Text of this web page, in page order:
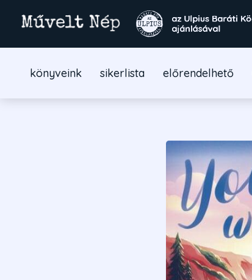
könyveink sikerlista előrendelhető